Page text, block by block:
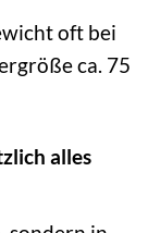
oft bei
ca. 75
alles